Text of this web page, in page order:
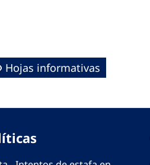
Hojas informativas